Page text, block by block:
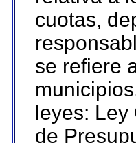
cuotas,
se refiere
leyes: Ley
de